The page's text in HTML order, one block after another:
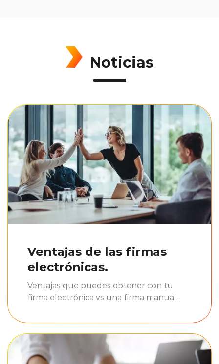
Noticias
Ventajas de las firmas
electrónicas.
Ventajas que puedes obtener con tu
firma electrónica vs una firma manual.